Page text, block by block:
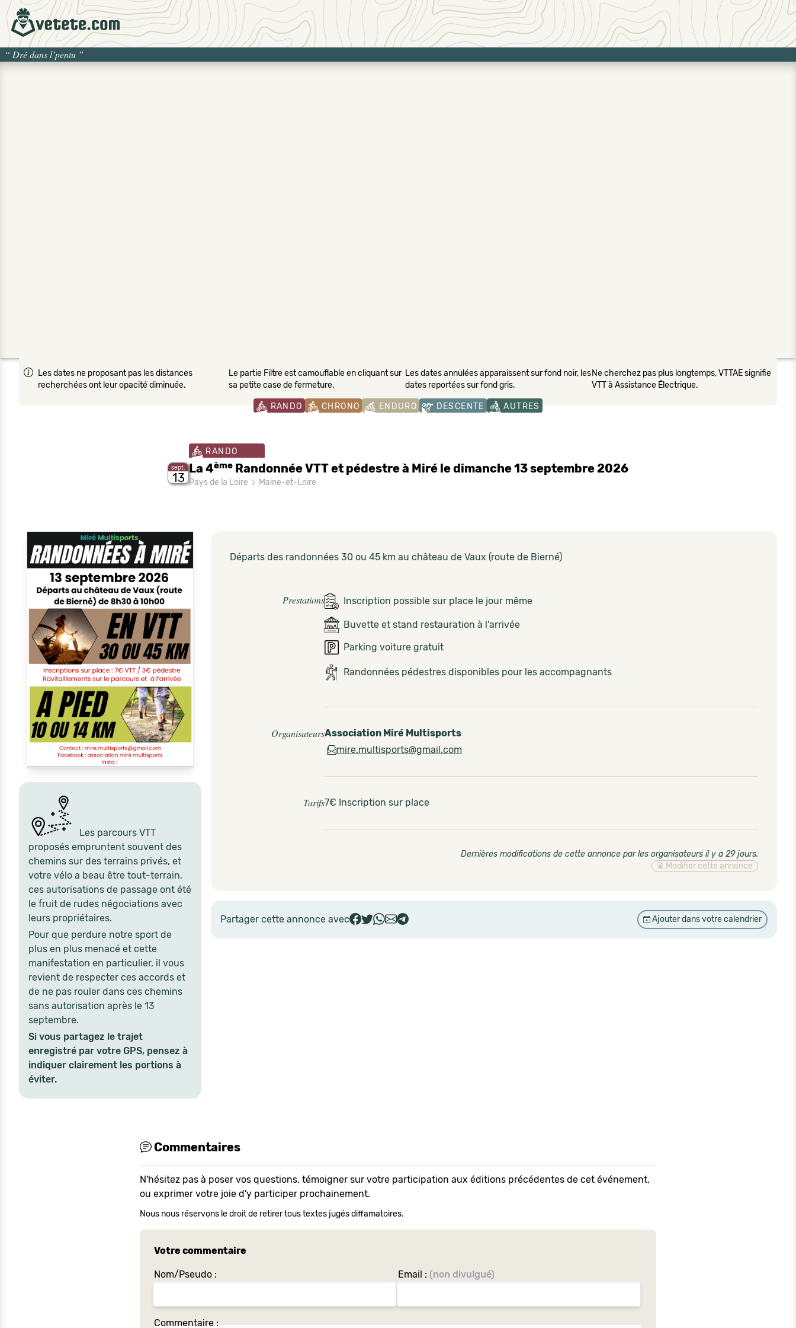
“ Dré dans l’pentu ”
Les dates ne proposant pas les distances
recherchées ont leur opacité diminuée.
Le partie Filtre est camouflable en cliquant sur
sa petite case de fermeture.
Les dates annulées apparaissent sur fond noir, les
dates reportées sur fond gris.
Ne cherchez pas plus longtemps, VTTAE signifie
VTT à Assistance Électrique.
RANDO CHRONO ENDURO DESCENTE AUTRES
sept.
13
RANDO
La 4ème Randonnée VTT et pédestre à Miré le dimanche 13 septembre 2026
Pays de la Loire Maine-et-Loire
Les parcours VTT
proposés empruntent souvent des
chemins sur des terrains privés, et
votre vélo a beau être tout-terrain,
ces autorisations de passage ont été
le fruit de rudes négociations avec
leurs propriétaires.
Pour que perdure notre sport de
plus en plus menacé et cette
manifestation en particulier, il vous
revient de respecter ces accords et
de ne pas rouler dans ces chemins
sans autorisation après le 13
septembre.
Si vous partagez le trajet
enregistré par votre GPS, pensez à
indiquer clairement les portions à
éviter.
Départs des randonnées 30 ou 45 km au château de Vaux (route de Bierné)
Prestations Inscription possible sur place le jour même
Buvette et stand restauration à l'arrivée
Parking voiture gratuit
Randonnées pédestres disponibles pour les accompagnants
OrganisateursAssociation Miré Multisports
mire.multisports@gmail.com
Tarifs7€ Inscription sur place
Dernières modifications de cette annonce par les organisateurs il y a 29 jours.
Modifier cette annonce
Partager cette annonce avec Ajouter dans votre calendrier
Commentaires
N'hésitez pas à poser vos questions, témoigner sur votre participation aux éditions précédentes de cet événement,
ou exprimer votre joie d'y participer prochainement.
Nous nous réservons le droit de retirer tous textes jugés diffamatoires.
Votre commentaire
Nom/Pseudo : Email : (non divulgué)
Commentaire :